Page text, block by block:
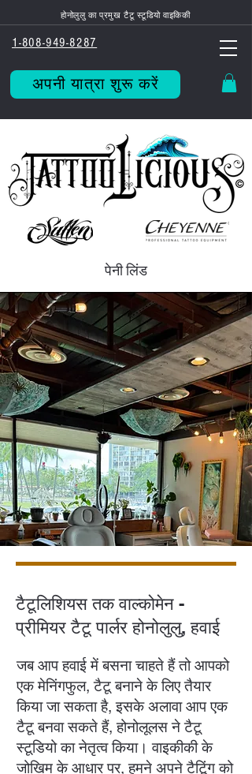
होनोलुलु का प्रमुख टैटू स्टूडियो वाइकिकी
1-808-949-8287
अपनी यात्रा शुरू करें
पेनी लिंड
टैटूलिशियस तक वाल्कोमेन -
प्रीमियर टैटू पार्लर होनोलुलु, हवाई
जब आप हवाई में बसना चाहते हैं तो आपको
एक मेनिंगफुल, टैटू बनाने के लिए तैयार
किया जा सकता है, इसके अलावा आप एक
टैटू बनवा सकते हैं, होनोलूलस ने टैटू
स्टूडियो का नेतृत्व किया। वाइकीकी के
जोखिम के आधार पर, हमने अपने टैटूिंग को